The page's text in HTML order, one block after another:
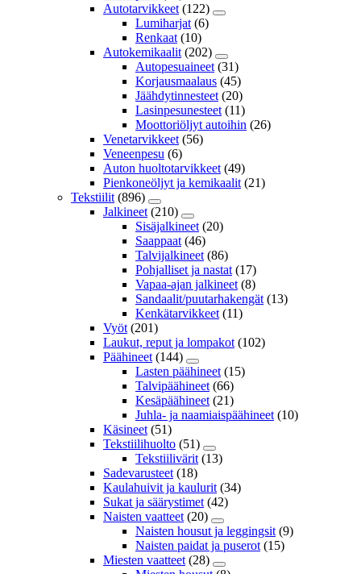
Autotarvikkeet (122)
Lumiharjat (6)
Renkaat (10)
Autokemikaalit (202)
Autopesuaineet (31)
Korjausmaalaus (45)
Jäähdytinnesteet (20)
Lasinpesunesteet (11)
Moottoriöljyt autoihin (26)
Venetarvikkeet (56)
Veneenpesu (6)
Auton huoltotarvikkeet (49)
Pienkoneöljyt ja kemikaalit (21)
Tekstiilit (896)
Jalkineet (210)
Sisäjalkineet (20)
Saappaat (46)
Talvijalkineet (86)
Pohjalliset ja nastat (17)
Vapaa-ajan jalkineet (8)
Sandaalit/puutarhakengät (13)
Kenkätarvikkeet (11)
Vyöt (201)
Laukut, reput ja lompakot (102)
Päähineet (144)
Lasten päähineet (15)
Talvipäähineet (66)
Kesäpäähineet (21)
Juhla- ja naamiaispäähineet (10)
Käsineet (51)
Tekstiilihuolto (51)
Tekstiilivärit (13)
Sadevarusteet (18)
Kaulahuivit ja kaulurit (34)
Sukat ja säärystimet (42)
Naisten vaatteet (20)
Naisten housut ja leggingsit (9)
Naisten paidat ja puserot (15)
Miesten vaatteet (28)